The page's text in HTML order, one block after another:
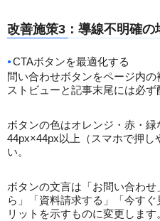
改善施策3：導線不明確の
CTAボタンを最適化する
問い合わせボタンをページ内
ストビューと記事末尾には必ず
ボタンの色はオレンジ・赤・
44px×44px以上（スマホで押し
い。
ボタンの文言は「お問い合わ
ら」「資料請求する」「今す
リットを示すものに変更します